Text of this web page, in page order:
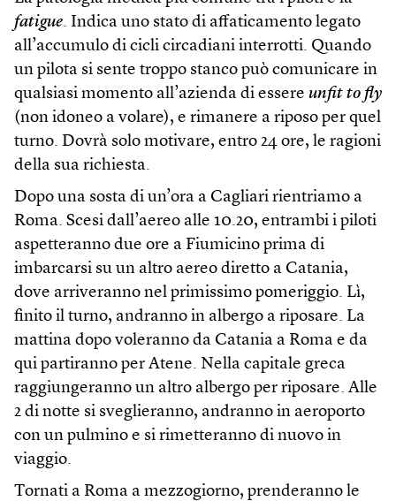
fatigue. Indica uno stato di affaticamento legato
all’accumulo di cicli circadiani interrotti. Quando
un pilota si sente troppo stanco può comunicare in
qualsiasi momento all’azienda di essere unfit to fly
(non idoneo a volare), e rimanere a riposo per quel
turno. Dovrà solo motivare, entro 24 ore, le ragioni
della sua richiesta.
Dopo una sosta di un’ora a Cagliari rientriamo a
Roma. Scesi dall’aereo alle 10.20, entrambi i piloti
aspetteranno due ore a Fiumicino prima di
imbarcarsi su un altro aereo diretto a Catania,
dove arriveranno nel primissimo pomeriggio. Lì,
finito il turno, andranno in albergo a riposare. La
mattina dopo voleranno da Catania a Roma e da
qui partiranno per Atene. Nella capitale greca
raggiungeranno un altro albergo per riposare. Alle
2 di notte si sveglieranno, andranno in aeroporto
con un pulmino e si rimetteranno di nuovo in
viaggio.
Tornati a Roma a mezzogiorno, prenderanno le